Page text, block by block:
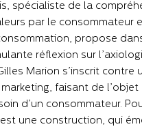
spécialiste de la
par le consommateur
propose
réflexion sur
Marion s’inscrit contre
faisant de l’objet
d’un consommateur.
une construction, qui